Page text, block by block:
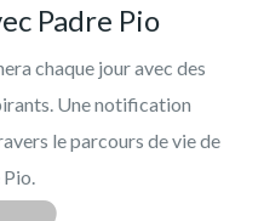
Padre Pio
chaque jour avec des
Une notification
le parcours de vie de